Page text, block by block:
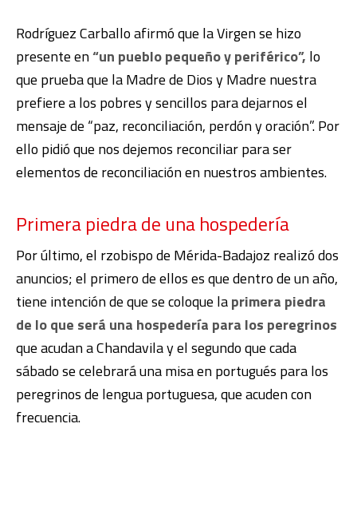
Rodríguez Carballo afirmó que la Virgen se hizo
presente en“un pueblo pequeño y periférico”, lo
que prueba que la Madre de Dios y Madre nuestra
prefiere a los pobres y sencillos para dejarnos el
mensaje de “paz, reconciliación, perdón y oración”. Por
ello pidió que nos dejemos reconciliar para ser
elementos de reconciliación en nuestros ambientes.
Primera piedra de una hospedería
Por último, el rzobispo de Mérida-Badajoz realizó dos
anuncios; el primero de ellos es que dentro de un año,
tiene intención de que se coloque laprimera piedra
de lo que será una hospedería para los peregrinos
que acudan a Chandavila y el segundo que cada
sábado se celebrará una misa en portugués para los
peregrinos de lengua portuguesa, que acuden con
frecuencia.